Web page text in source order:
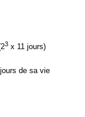
3x 11 jours)
de sa vie